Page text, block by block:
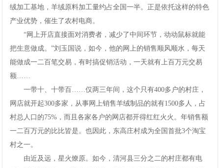
绒加工基地，羊绒原料加工量约占全国一半。正是依托这样的特色
产业优势，催生了农村电商。
“网上开店直接面对消费者，减少了中间环节，动动鼠标就能
把生意做成。”刘玉国说，如今，他的网上的销售顺风顺水，每天
能做成一二百笔交易，有时搞促销活动，一天就有上百万元交易
额……
一带十、十带百……仅两三年间，这个只有400多户的村庄，
网店就开起300多家，从事网上销售羊绒制品的就有1500多人，占
村总人口的75%，而且各家各户的网店都开得红红火火。年销售额
一二百万元的比比皆是。也因此，东高庄村成为全国首批3个淘宝
村之一。
由近及远，星火燎原。如今，清河县三分之二的村庄都有电